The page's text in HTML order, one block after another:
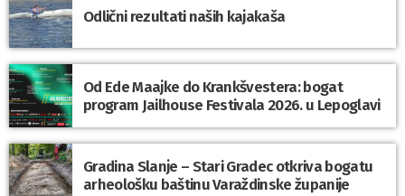
Odlični rezultati naših kajakaša
Od Ede Maajke do Krankšvestera: bogat
program Jailhouse Festivala 2026. u Lepoglavi
Gradina Slanje – Stari Gradec otkriva bogatu
arheološku baštinu Varaždinske županije